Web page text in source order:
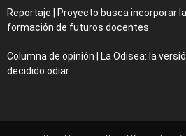
Reportaje | Proyecto busca incorporar
formación de futuros docentes
Columna de opinión | La Odisea: la
decidido odiar